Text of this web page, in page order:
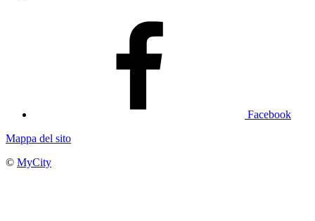
Facebook
Mappa del sito
© MyCity